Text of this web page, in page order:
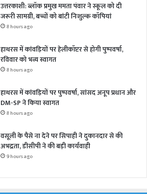
उत्तरकाशी: ब्लॉक प्रमुख ममता पंवार ने स्कूल को दी
जरूरी सामग्री, बच्चों को बांटी निःशुल्क कॉपियां
8 hours ago
हाथरस में कांवड़ियों पर हेलीकॉप्टर से होगी पुष्पवर्षा,
रविवार को भव्य स्वागत
8 hours ago
हाथरस में कांवड़ियों पर पुष्पवर्षा, सांसद अनूप प्रधान और
DM-SP ने किया स्वागत
8 hours ago
वसूली के पैसे ना देने पर सिपाही ने दुकानदार से की
अभद्रता, डीसीपी ने की बड़ी कार्यवाही
9 hours ago